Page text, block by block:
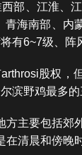
部、江淮、
青海南部、内
有6~7级、
股权，
滨野鸡最多
方主要包括郊
在清晨和傍晚